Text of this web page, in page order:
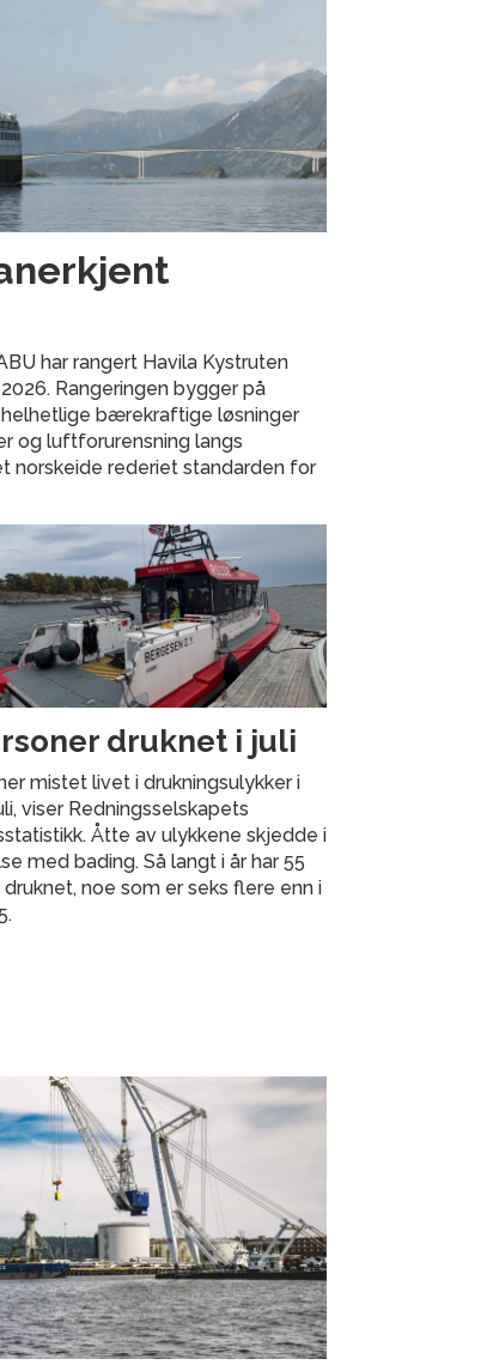
har rangert Havila Kystruten
Rangeringen bygger på
bærekraftige løsninger
og luftforurensning langs
norskeide rederiet standarden for
druknet i juli
mistet livet i drukningsulykker i
viser Redningsselskapets
Åtte av ulykkene skjedde i
med bading. Så langt i år har 55
noe som er seks flere enn i